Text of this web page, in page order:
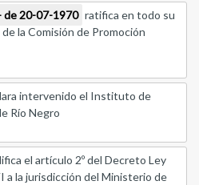
de 20-07-1970 ratifica en todo su
la Comisión de Promoción
intervenido el Instituto de
Río Negro
el artículo 2º del Decreto Ley
la jurisdicción del Ministerio de